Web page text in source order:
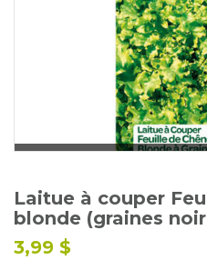
Service à
Nous
Laitue à couper
blonde (graines
3,99 $